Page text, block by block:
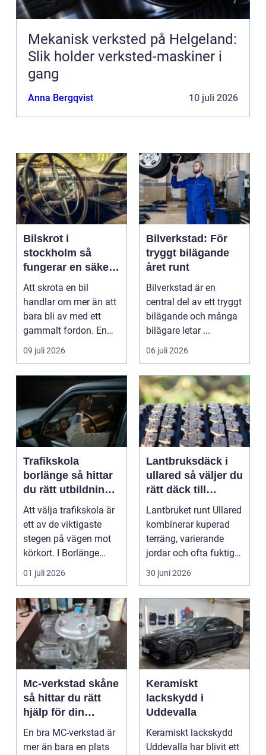
Mekanisk verksted på Helgeland:
Slik holder verksted-maskiner i
gang
Anna Bergqvist 10 juli 2026
Bilskrot i
stockholm så
fungerar en säker
och miljövänlig
skrotning
Att skrota en bil
handlar om mer än att
bara bli av med ett
gammalt fordon. En
genomtänkt skrotning
09 juli 2026
Bilverkstad: För
tryggt bilägande
året runt
Bilverkstad är en
central del av ett tryggt
bilägande och många
bilägare letar ...
06 juli 2026
Trafikskola
borlänge så hittar
du rätt utbildning
till körkortet
Att välja trafikskola är
ett av de viktigaste
stegen på vägen mot
körkort. I Borlänge
finns flera al...
01 juli 2026
Lantbruksdäck i
ullared så väljer du
rätt däck till
gårdens maskiner
Lantbruket runt Ullared
kombinerar kuperad
terräng, varierande
jordar och ofta fuktigt
väder. Valet ...
30 juni 2026
Mc-verkstad skåne
så hittar du rätt
hjälp för din
motorcykel
En bra MC-verkstad är
mer än bara en plats
Keramiskt
lackskydd i
Uddevalla
Keramiskt lackskydd
Uddevalla har blivit ett